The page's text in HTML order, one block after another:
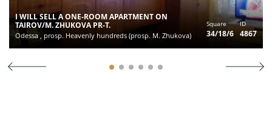
I WILL SELL A ONE-ROOM APARTMENT ON
TAIROV/M. ZHUKOVA PR-T.
Odessa , prosp. Heavenly hundreds (prosp. M. Zhukova)
Square
34/18/6
ID
4867